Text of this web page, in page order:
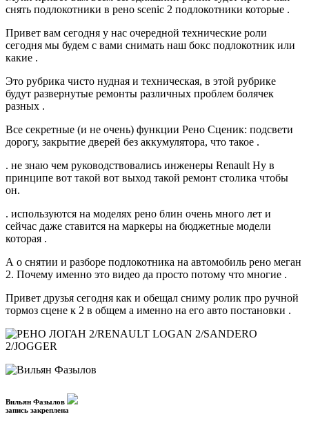
снять подлокотники в рено scenic 2 подлокотники которые .
Привет вам сегодня у нас очередной технические роли
сегодня мы будем с вами снимать наш бокс подлокотник или
какие .
Это рубрика чисто нудная и техническая, в этой рубрике
будут развернутые ремонты различных проблем болячек
разных .
Все секретные (и не очень) функции Рено Сценик: подсвети
дорогу, закрытие дверей без аккумулятора, что такое .
. не знаю чем руководствовались инженеры Renault Ну в
принципе вот такой вот выход такой ремонт столика чтобы
он.
. используются на моделях рено блин очень много лет и
сейчас даже ставится на маркеры на бюджетные модели
которая .
А о снятии и разборе подлокотника на автомобиль рено меган
2. Почему именно это видео да просто потому что многие .
Привет друзья сегодня как и обещал сниму ролик про ручной
тормоз сцене к 2 в общем а именно на его авто постановки .
Вильян Фазылов
запись закреплена